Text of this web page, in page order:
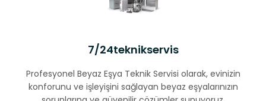
7/24teknikservis
Profesyonel Beyaz Eşya Teknik Servisi olarak, evinizin
konforunu ve işleyişini sağlayan beyaz eşyalarınızın